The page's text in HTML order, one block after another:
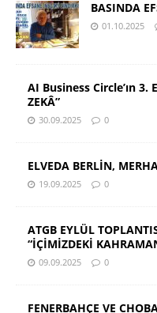
BASINDA
01.10.2025
AI Business Circle’ın 3.
ZEKÂ”
30.09.2025 0
ELVEDA BERLİN,
19.09.2025 0
ATGB EYLÜL
“İÇİMİZDEKİ
09.09.2025 0
FENERBAHÇE VE